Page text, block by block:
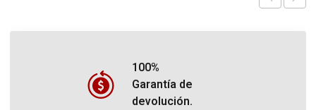
100%
Garantía de
devolución.